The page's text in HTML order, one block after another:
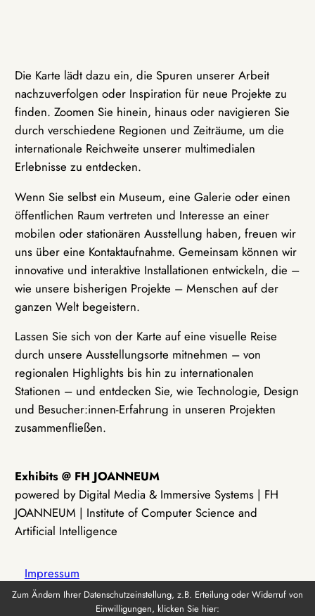
Die Karte lädt dazu ein, die Spuren unserer Arbeit
nachzuverfolgen oder Inspiration für neue Projekte zu
finden. Zoomen Sie hinein, hinaus oder navigieren Sie
durch verschiedene Regionen und Zeiträume, um die
internationale Reichweite unserer multimedialen
Erlebnisse zu entdecken.
Wenn Sie selbst ein Museum, eine Galerie oder einen
öffentlichen Raum vertreten und Interesse an einer
mobilen oder stationären Ausstellung haben, freuen wir
uns über eine Kontaktaufnahme. Gemeinsam können wir
innovative und interaktive Installationen entwickeln, die –
wie unsere bisherigen Projekte – Menschen auf der
ganzen Welt begeistern.
Lassen Sie sich von der Karte auf eine visuelle Reise
durch unsere Ausstellungsorte mitnehmen – von
regionalen Highlights bis hin zu internationalen
Stationen – und entdecken Sie, wie Technologie, Design
und Besucher:innen-Erfahrung in unseren Projekten
zusammenfließen.
Exhibits @ FH JOANNEUM
powered by Digital Media & Immersive Systems | FH
JOANNEUM | Institute of Computer Science and
Artificial Intelligence
Impressum
Zum Ändern Ihrer Datenschutzeinstellung, z.B. Erteilung oder Widerruf von
Einwilligungen, klicken Sie hier: